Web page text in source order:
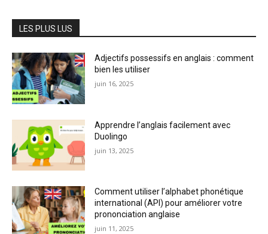
LES PLUS LUS
Adjectifs possessifs en anglais : comment
bien les utiliser
juin 16, 2025
Apprendre l’anglais facilement avec
Duolingo
juin 13, 2025
Comment utiliser l’alphabet phonétique
international (API) pour améliorer votre
prononciation anglaise
juin 11, 2025